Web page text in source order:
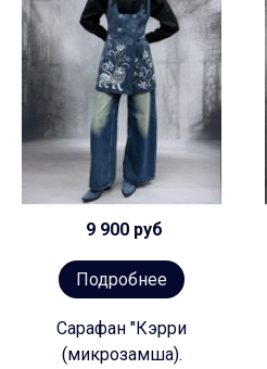
9 900 руб
Подробнее
Сарафан "Кэрри
(микрозамша).